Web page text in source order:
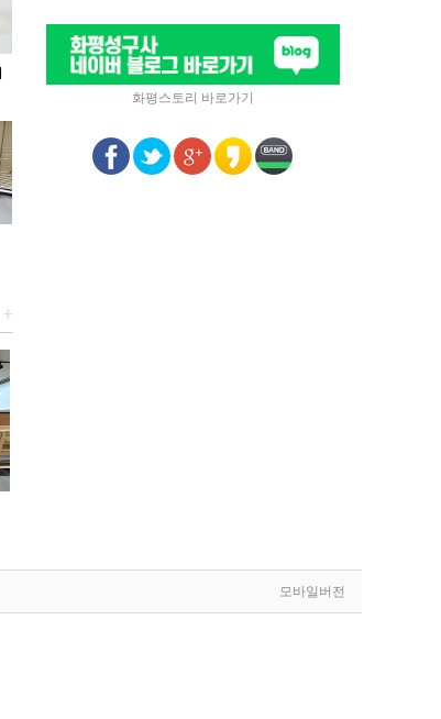
+
화평스토리 바로가기
모바일버전